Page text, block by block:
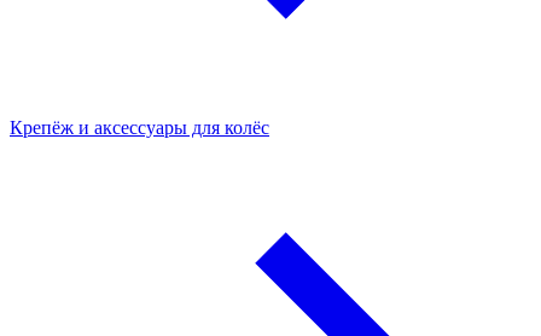
Крепёж и аксессуары для колёс